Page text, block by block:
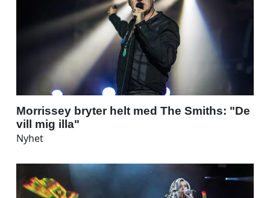
Morrissey bryter helt med The Smiths: "De
vill mig illa"
Nyhet